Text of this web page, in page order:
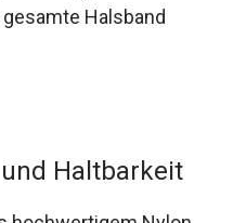
Halsband
Haltbarkeit